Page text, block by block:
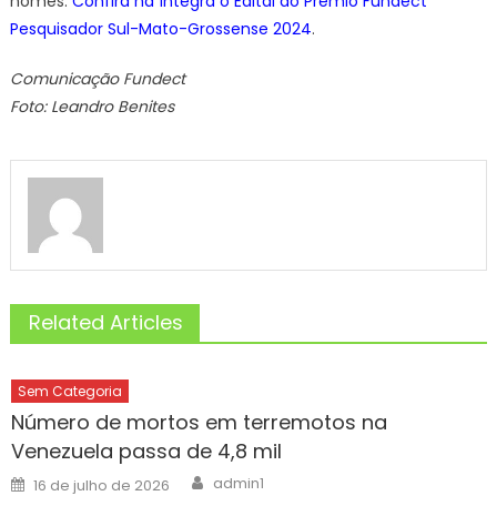
Pesquisador Sul-Mato-Grossense 2024.
Comunicação Fundect
Foto: Leandro Benites
Related Articles
Sem Categoria
Número de mortos em terremotos na
Venezuela passa de 4,8 mil
Posted
on
16 de julho de 2026 Author
admin1